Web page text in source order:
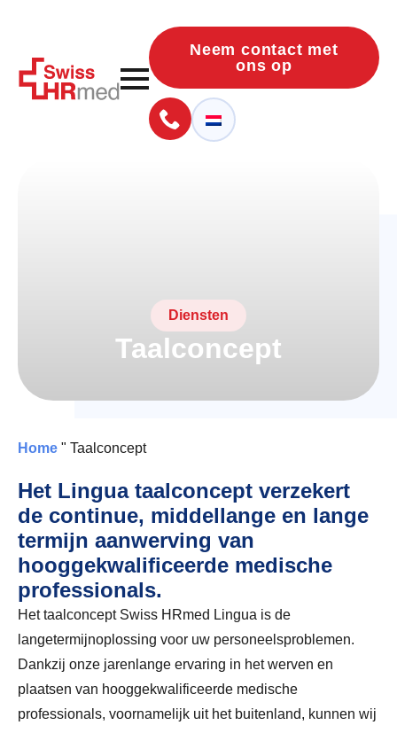
Neem contact met
ons op
Diensten
Taalconcept
Home " Taalconcept
Het Lingua taalconcept verzekert
de continue, middellange en lange
termijn aanwerving van
hooggekwalificeerde medische
professionals.
Het taalconcept Swiss HRmed Lingua is de
langetermijnoplossing voor uw personeelsproblemen.
Dankzij onze jarenlange ervaring in het werven en
plaatsen van hooggekwalificeerde medische
professionals, voornamelijk uit het buitenland, kunnen wij